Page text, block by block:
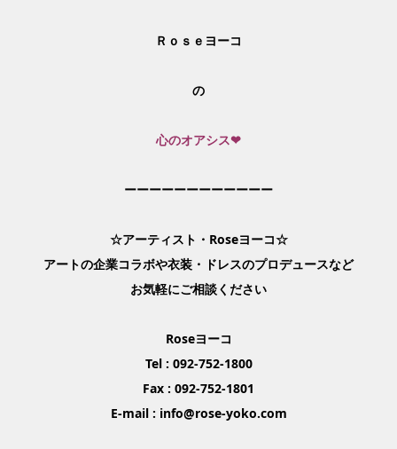
Ｒｏｓｅヨーコ
の
心のオアシス❤
ーーーーーーーーーーーー
☆アーティスト・Roseヨーコ☆
アートの企業コラボや衣装・ドレスのプロデュースなど
お気軽にご相談ください
Roseヨーコ
Tel : 092-752-1800
Fax : 092-752-1801
E-mail : info@rose-yoko.com